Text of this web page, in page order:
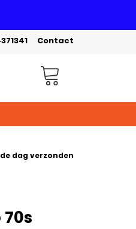
Contact
Winkelwagen
dag verzonden